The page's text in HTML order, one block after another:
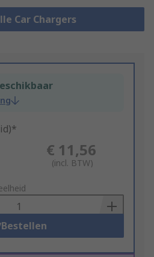
Car Chargers
€ 11,56
(incl. BTW)
Bestellen